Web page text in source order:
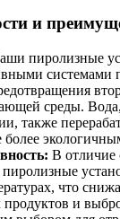
и
пиролизные
системами
среды.
также
более
В отличие
что
и